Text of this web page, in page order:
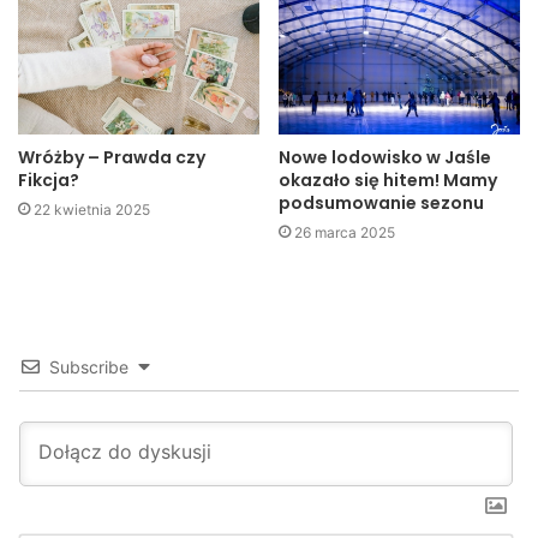
Krzeszowice.
Kuba Kowalczyk
Jaslonet.pl
Wróżby – Prawda czy
Fikcja?
22 kwietnia 2025
Nowe lodowisko w Jaśle
okazało się hitem! Mamy
podsumowanie sezonu
26 marca 2025
Subscribe